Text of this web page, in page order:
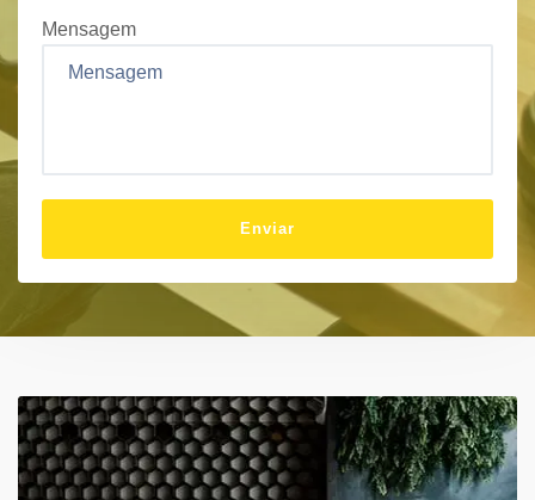
Mensagem
Enviar